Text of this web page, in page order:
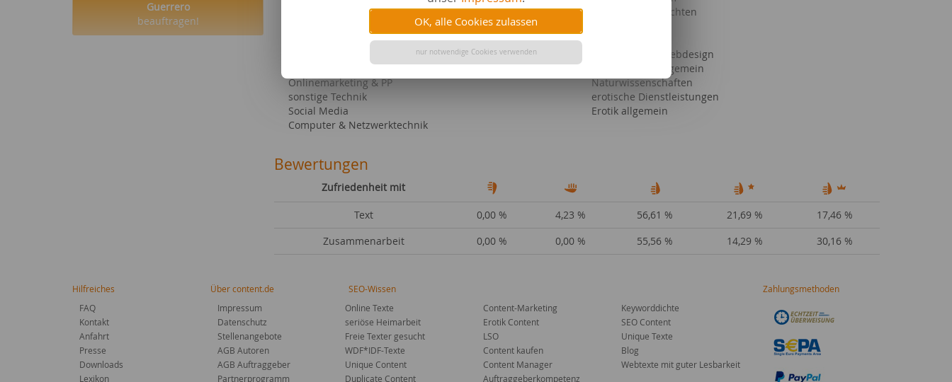
OK, alle Cookies zulassen
nur notwendige Cookies verwenden
Guerrero
beauftragen!
Kraft- & Ausdauertraining
Onlinemarketing & PP
sonstige Technik
Social Media
Computer & Netzwerktechnik
erotische Geschichten
Webhosting & Webdesign
Wissenschaft allgemein
Naturwissenschaften
erotische Dienstleistungen
Erotik allgemein
Bewertungen
Zufriedenheit mit
Text 0,00 % 4,23 % 56,61 % 21,69 %
17,46 %
Zusammenarbeit
0,00 % 0,00 % 55,56 % 14,29 % 30,16 %
Hilfreiches
FAQ
Kontakt
Anfahrt
Presse
Downloads
Lexikon
Über content.de
Impressum
Datenschutz
Stellenangebote
AGB Autoren
AGB Auftraggeber
Partnerprogramm
SEO-Wissen
Online Texte
seriöse Heimarbeit
Freie Texter gesucht
WDF*IDF-Texte
Unique Content
Duplicate Content
Content-Marketing
Erotik Content
LSO
Content kaufen
Content Manager
Auftraggeberkompetenz
Keyworddichte
SEO Content
Unique Texte
Blog
Webtexte mit guter Lesbarkeit
Zahlungsmethoden